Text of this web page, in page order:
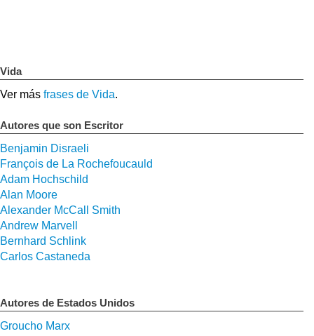
Vida
Ver más frases de Vida.
Autores que son Escritor
Benjamin Disraeli
François de La Rochefoucauld
Adam Hochschild
Alan Moore
Alexander McCall Smith
Andrew Marvell
Bernhard Schlink
Carlos Castaneda
Autores de Estados Unidos
Groucho Marx